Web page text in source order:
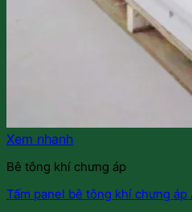
Xem nhanh
Bê tông khí chưng áp
Tấm panel bê tông khí chưng áp